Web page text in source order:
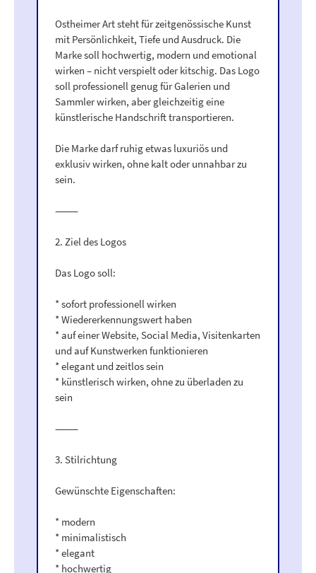
Ostheimer Art steht für zeitgenössische Kunst
mit Persönlichkeit, Tiefe und Ausdruck. Die
Marke soll hochwertig, modern und emotional
wirken – nicht verspielt oder kitschig. Das Logo
soll professionell genug für Galerien und
Sammler wirken, aber gleichzeitig eine
künstlerische Handschrift transportieren.
Die Marke darf ruhig etwas luxuriös und
exklusiv wirken, ohne kalt oder unnahbar zu
sein.
⸻
2. Ziel des Logos
Das Logo soll:
* sofort professionell wirken
* Wiedererkennungswert haben
* auf einer Website, Social Media, Visitenkarten
und auf Kunstwerken funktionieren
* elegant und zeitlos sein
* künstlerisch wirken, ohne zu überladen zu
sein
⸻
3. Stilrichtung
Gewünschte Eigenschaften:
* modern
* minimalistisch
* elegant
* hochwertig